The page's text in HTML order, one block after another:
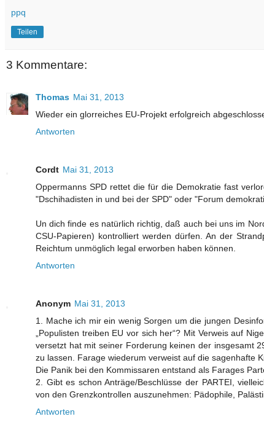
ppq
Teilen
3 Kommentare:
Thomas Mai 31, 2013
Wieder ein glorreiches EU-Projekt erfolgreich
Antworten
Cordt Mai 31, 2013
Oppermanns SPD rettet die für die Demokratie fast
"Dschihadisten in und bei der SPD" oder "Forum
Un dich finde es natürlich richtig, daß auch bei uns im
CSU-Papieren) kontrolliert werden dürfen. An der
Reichtum unmöglich legal erworben haben können.
Antworten
Anonym Mai 31, 2013
1. Mache ich mir ein wenig Sorgen um die jungen
„Populisten treiben EU vor sich her“? Mit Verweis auf
versetzt hat mit seiner Forderung keinen der insgesamt
zu lassen. Farage wiederum verweist auf die sagenhafte
Die Panik bei den Kommissaren entstand als Farages
2. Gibt es schon Anträge/Beschlüsse der PARTEI,
von den Grenzkontrollen auszunehmen: Pädophile,
Antworten